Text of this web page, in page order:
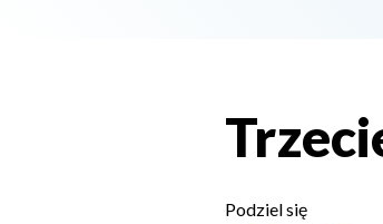
Podziel się